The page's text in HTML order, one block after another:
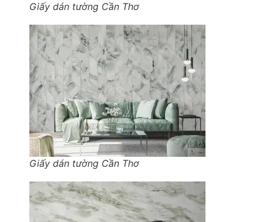
Giấy dán tường Cần Thơ
Giấy dán tường Cần Thơ